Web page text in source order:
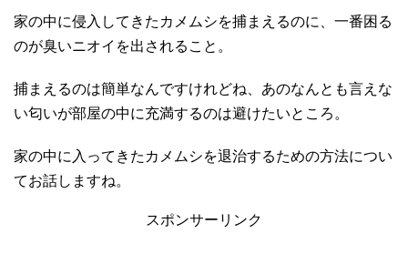
家の中に侵入してきたカメムシを捕まえるのに、一番困る
のが臭いニオイを出されること。
捕まえるのは簡単なんですけれどね、あのなんとも言えな
い匂いが部屋の中に充満するのは避けたいところ。
家の中に入ってきたカメムシを退治するための方法につい
てお話しますね。
スポンサーリンク